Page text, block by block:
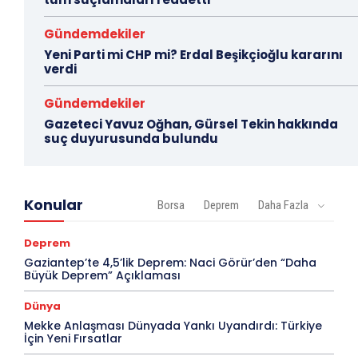
Gündemdekiler
Yeni Parti mi CHP mi? Erdal Beşikçioğlu kararını
verdi
Gündemdekiler
Gazeteci Yavuz Oğhan, Gürsel Tekin hakkında
suç duyurusunda bulundu
Konular Borsa Deprem Daha Fazla
Deprem
Gaziantep’te 4,5’lik Deprem: Naci Görür’den “Daha
Büyük Deprem” Açıklaması
Dünya
Mekke Anlaşması Dünyada Yankı Uyandırdı: Türkiye
İçin Yeni Fırsatlar